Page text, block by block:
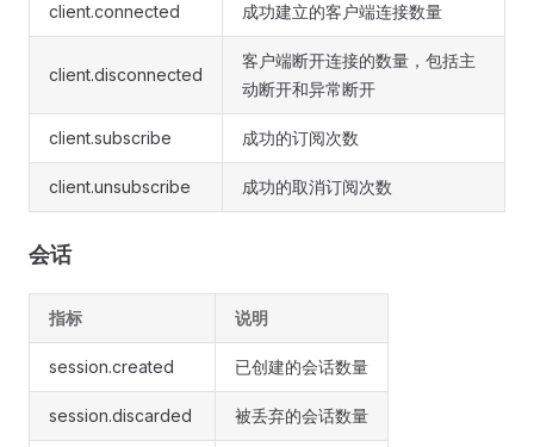
client.connected 成功建立的客户端连接数量
client.disconnected
客户端断开连接的数量，包括主
动断开和异常断开
client.subscribe 成功的订阅次数
client.unsubscribe 成功的取消订阅次数
会话
指标 说明
session.created 已创建的会话数量
session.discarded 被丢弃的会话数量